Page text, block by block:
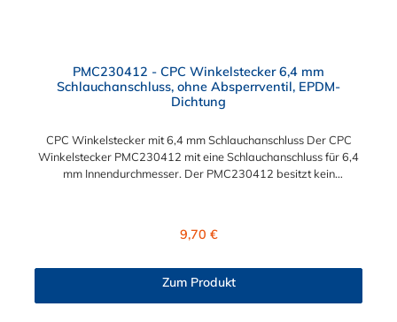
PMC230412 - CPC Winkelstecker 6,4 mm
Schlauchanschluss, ohne Absperrventil, EPDM-
Dichtung
CPC Winkelstecker mit 6,4 mm Schlauchanschluss Der CPC
Winkelstecker PMC230412 mit eine Schlauchanschluss für 6,4
mm Innendurchmesser. Der PMC230412 besitzt kein
Maß von ≈ 7,9 mm. Sie können diesen Winkelstecker mit allen
Regulärer Preis:
9,70 €
Zum Produkt